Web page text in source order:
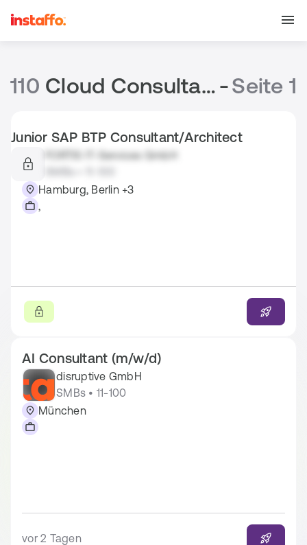
110 Cloud Consultant Jobs -Seite 1
Junior SAP BTP Consultant/Architect
FORTIS IT-Services GmbH
Hamburg, Berlin +3
,
AI Consultant (m/w/d)
disruptive GmbH
SMBs • 11-100
München
vor 2 Tagen